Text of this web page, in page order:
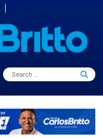
Search
for:
Search